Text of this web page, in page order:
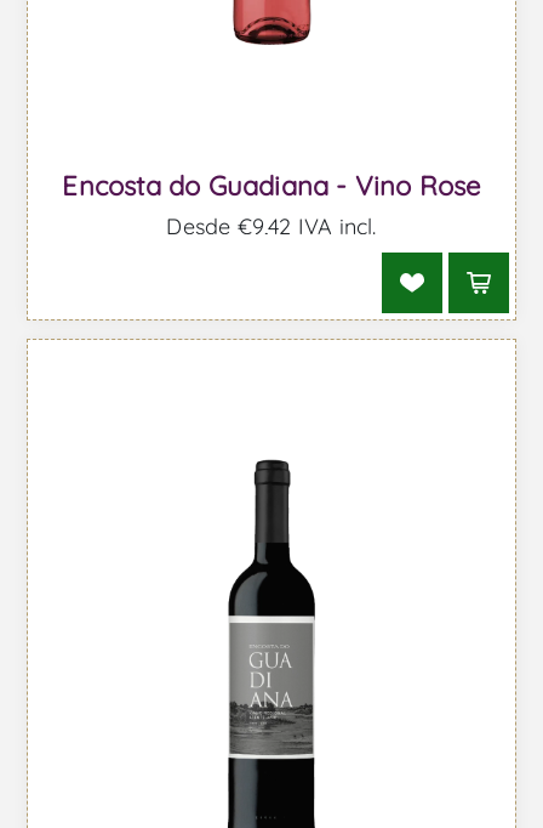
Encosta do Guadiana - Vino Rose
Desde €9,42 IVA incl.